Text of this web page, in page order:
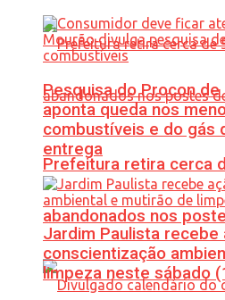
Prefeitura retira cerca
abandonados nos
Pesquisa do Procon de
aponta queda nos
combustíveis e do gás
entrega
Jardim Paulista recebe
conscientização
limpeza neste sábado